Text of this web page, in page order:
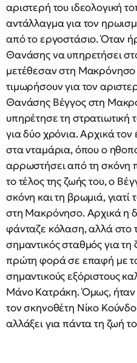
αριστερή του ιδεολογική
αντάλλαγμα για τον
από το εργοστάσιο. Όταν
Θανάσης να υπηρετήσει
μετέθεσαν στη Μακρόνησο
τιμωρήσουν για τον
Θανάσης Βέγγος στη
υπηρέτησε τη στρατιωτική
για δύο χρόνια. Αρχικά τον
στα νταμάρια, όπου ο
αρρωστήσει από τη σκόνη
το τέλος της ζωής του, ο
σκόνη και τη βρωμιά, γιατί
στη Μακρόνησο. Αρχικά η
φάνταζε κόλαση, αλλά στο
σημαντικός σταθμός για τη
πρώτη φορά σε επαφή με
σημαντικούς εξόριστους
Μάνο Κατράκη. Όμως, ήταν
τον σκηνοθέτη Νίκο
αλλάξει για πάντα τη ζωή